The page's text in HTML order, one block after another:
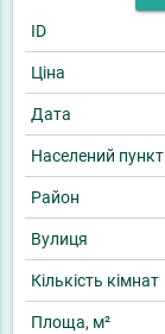
ID
Ціна
Дата
Населений пункт
Район
Вулиця
Кількість кімнат
Площа, м²